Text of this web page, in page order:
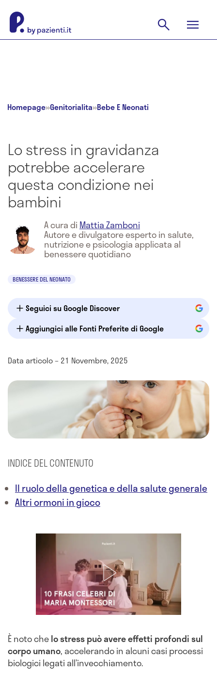
Homepage»Genitorialita»Bebe E Neonati
Lo stress in gravidanza
potrebbe accelerare
questa condizione nei
bambini
A cura di Mattia Zamboni
Autore e divulgatore esperto in salute,
nutrizione e psicologia applicata al
benessere quotidiano
BENESSERE DEL NEONATO
Seguici su Google Discover
Aggiungici alle Fonti Preferite di Google
Data articolo – 21 Novembre, 2025
INDICE DEL CONTENUTO
Il ruolo della genetica e della salute generale
Altri ormoni in gioco
È noto chelo stress può avere effetti profondi sul
corpo umano, accelerando in alcuni casi processi
biologici legati all’invecchiamento.